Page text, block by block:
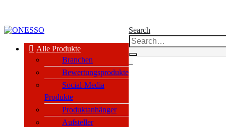
Alle Produkte
Branchen
Bewertungsprodukte
Social-Media
Produkte
Produktanhänger
Aufsteller
Search